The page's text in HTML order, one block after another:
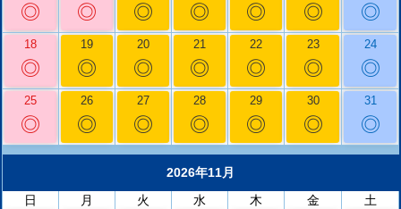
◎ ◎ ◎ ◎ ◎ ◎ ◎
18
◎
19
◎
20
◎
21
◎
22
◎
23
◎
24
◎
25
◎
26
◎
27
◎
28
◎
29
◎
30
◎
31
◎
2026年11月
日
月 火 水 木 金 土